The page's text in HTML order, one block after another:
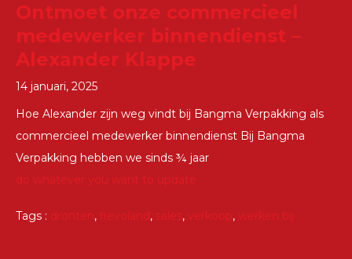
Ontmoet onze commercieel
medewerker binnendienst –
Alexander Klappe
14 januari, 2025
Hoe Alexander zijn weg vindt bij Bangma Verpakking als
commercieel medewerker binnendienst Bij Bangma
Verpakking hebben we sinds ¾ jaar
do whatever you want to update
Tags : dronten, flevoland, sales, verkoop, werken bij